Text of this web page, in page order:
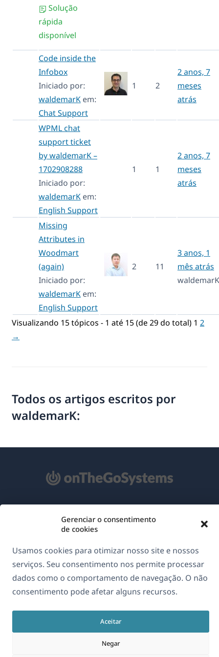
Gerenciar o consentimento
de cookies
Usamos cookies para otimizar nosso site e nossos
serviços. Seu consentimento nos permite processar
dados como o comportamento de navegação. O não
consentimento pode afetar alguns recursos.
Aceitar
Negar
Solução
rápida
disponível
Code inside the
Infobox
Iniciado por:
waldemarK em:
Chat Support
1 2
2 anos, 7
meses
atrás
WPML chat
support ticket
by waldemarK –
1702908288
Iniciado por:
waldemarK em:
English Support
1 1
2 anos, 7
meses
atrás
Missing
Attributes in
Woodmart
(again)
Iniciado por:
waldemarK em:
English Support
2 11
3 anos, 1
mês atrás
waldemarK
Visualizando 15 tópicos - 1 até 15 (de 29 do total) 1 2
→
Todos os artigos escritos por
waldemarK:
Português
GDPR & Política de Privacidade
Junte-se à nossa equipe(abre
em
uma
nova
(abre
em
uma
(abre
em
uma
(abre
em
uma